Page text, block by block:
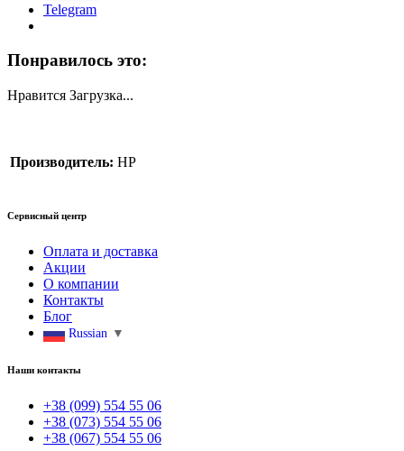
Telegram
Понравилось это:
Нравится Загрузка...
Производитель: HP
Сервисный центр
Оплата и доставка
Акции
О компании
Контакты
Блог
Russian ▼
Наши контакты
+38 (099) 554 55 06
+38 (073) 554 55 06
+38 (067) 554 55 06